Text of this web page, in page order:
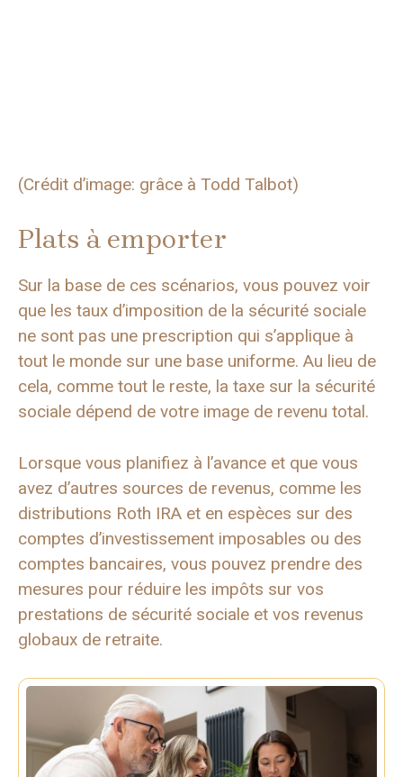
(Crédit d’image: grâce à Todd Talbot)
Plats à emporter
Sur la base de ces scénarios, vous pouvez voir
que les taux d’imposition de la sécurité sociale
ne sont pas une prescription qui s’applique à
tout le monde sur une base uniforme. Au lieu de
cela, comme tout le reste, la taxe sur la sécurité
sociale dépend de votre image de revenu total.
Lorsque vous planifiez à l’avance et que vous
avez d’autres sources de revenus, comme les
distributions Roth IRA et en espèces sur des
comptes d’investissement imposables ou des
comptes bancaires, vous pouvez prendre des
mesures pour réduire les impôts sur vos
prestations de sécurité sociale et vos revenus
globaux de retraite.